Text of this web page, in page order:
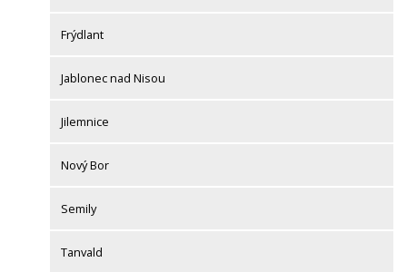
Frýdlant
Jablonec nad Nisou
Jilemnice
Nový Bor
Semily
Tanvald